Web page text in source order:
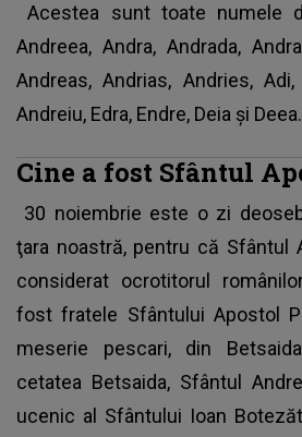
Acestea sunt toate numele
Andreea, Andra, Andrada,
Andreas, Andrias, Andries,
Andreiu, Edra, Endre, Deia şi Deea.
Cine a fost Sfântul
30 noiembrie este o zi
ţara noastră, pentru că Sfântul
considerat ocrotitorul
fost fratele Sfântului Apostol
meserie pescari, din
cetatea Betsaida, Sfântul
ucenic al Sfântului Ioan